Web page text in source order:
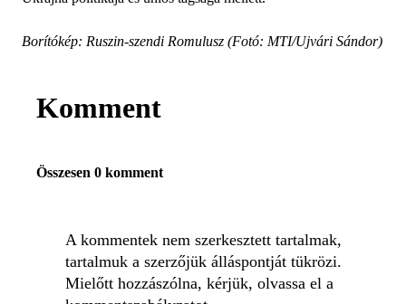
Borítókép: Ruszin-szendi Romulusz (Fotó: MTI/Ujvári Sándor)
Komment
Összesen 0 komment
A kommentek nem szerkesztett tartalmak,
tartalmuk a szerzőjük álláspontját tükrözi.
Mielőtt hozzászólna, kérjük, olvassa el a